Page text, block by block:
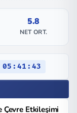
5.8
NET ORT.
Çevre Etkileşimi